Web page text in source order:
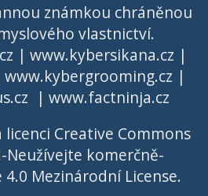
známkou chráněnou
vlastnictví.
| www.kybersikana.cz |
www.kybergrooming.cz |
| www.factninja.cz
Creative Commons
Neužívejte komerčně-
Mezinárodní License.